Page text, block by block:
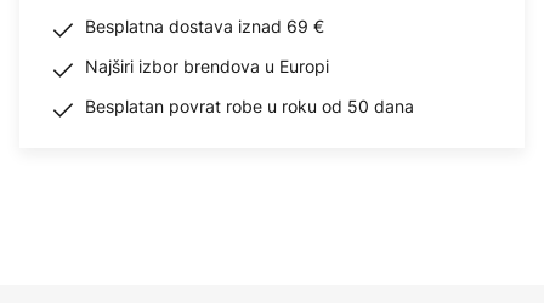
Besplatna dostava iznad 69 €
Najširi izbor brendova u Europi
Besplatan povrat robe u roku od 50 dana